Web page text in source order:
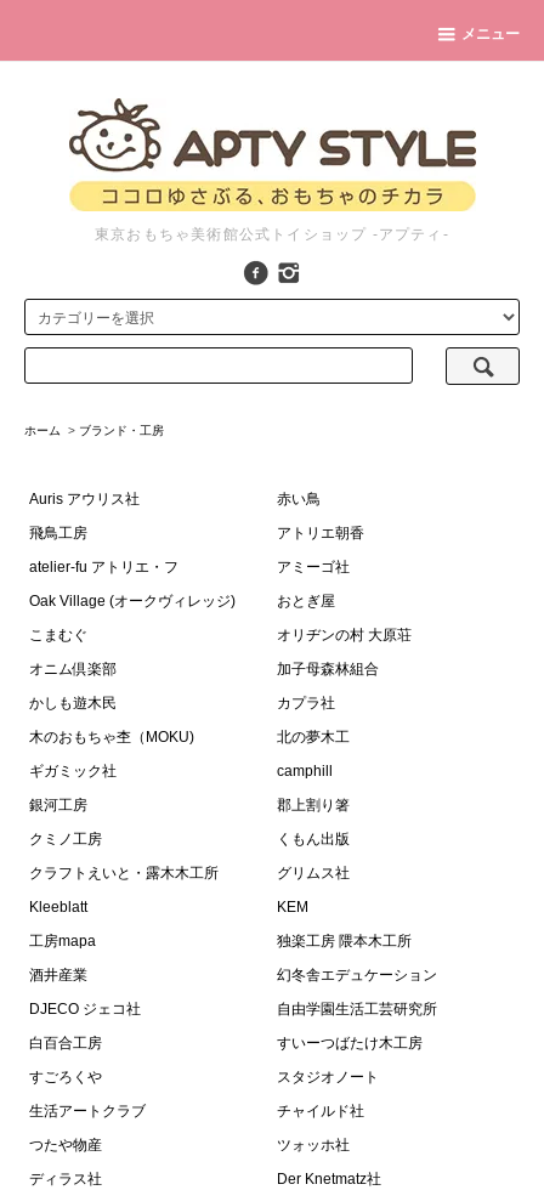
メニュー
東京おもちゃ美術館公式トイショップ -アプティ-
ホーム > ブランド・工房
Auris アウリス社
赤い鳥
飛鳥工房
アトリエ朝香
atelier-fu アトリエ・フ
アミーゴ社
Oak Village (オークヴィレッジ)
おとぎ屋
こまむぐ
オリヂンの村 大原荘
オニム倶楽部
加子母森林組合
かしも遊木民
カプラ社
木のおもちゃ杢（MOKU)
北の夢木工
ギガミック社
camphill
銀河工房
郡上割り箸
クミノ工房
くもん出版
クラフトえいと・露木木工所
グリムス社
Kleeblatt
KEM
工房mapa
独楽工房 隈本木工所
酒井産業
幻冬舎エデュケーション
DJECO ジェコ社
自由学園生活工芸研究所
白百合工房
すいーつばたけ木工房
すごろくや
スタジオノート
生活アートクラブ
チャイルド社
つたや物産
ツォッホ社
ディラス社
Der Knetmatz社